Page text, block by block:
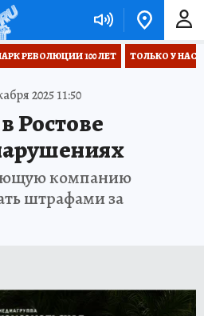
РЕВОЛЮЦИИ 100 ЛЕТ ТОЛЬКО У НАС
2025 11:50
Ростове
компанию
штрафами за